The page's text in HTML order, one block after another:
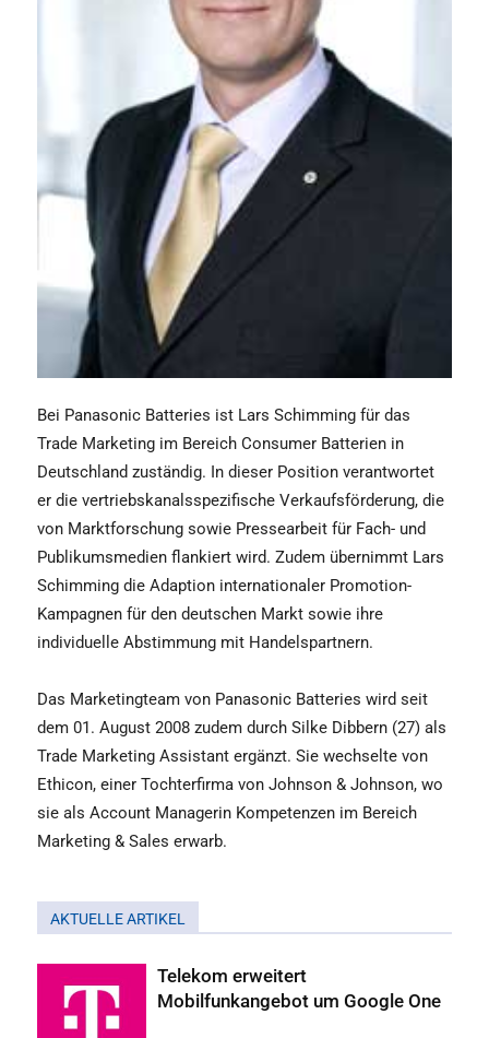
Bei Panasonic Batteries ist Lars Schimming für das
Trade Marketing im Bereich Consumer Batterien in
Deutschland zuständig. In dieser Position verantwortet
er die vertriebskanalsspezifische Verkaufsförderung, die
von Marktforschung sowie Pressearbeit für Fach- und
Publikumsmedien flankiert wird. Zudem übernimmt Lars
Schimming die Adaption internationaler Promotion-
Kampagnen für den deutschen Markt sowie ihre
individuelle Abstimmung mit Handelspartnern.
Das Marketingteam von Panasonic Batteries wird seit
dem 01. August 2008 zudem durch Silke Dibbern (27) als
Trade Marketing Assistant ergänzt. Sie wechselte von
Ethicon, einer Tochterfirma von Johnson & Johnson, wo
sie als Account Managerin Kompetenzen im Bereich
Marketing & Sales erwarb.
AKTUELLE ARTIKEL
Telekom erweitert
Mobilfunkangebot um Google One